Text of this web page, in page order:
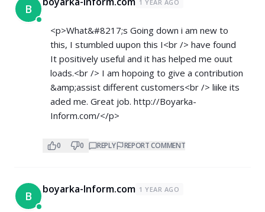
B 1 YEAR AGO
<p>What&#8217;s Going down i am new to
this, I stumbled uupon this I<br /> have found
It positively useful and it has helped me ouut
loads.<br /> I am hopoing to give a contribution
&amp;assist different customers<br /> liike its
aded me. Great job. http://Boyarka-
Inform.com/</p>
0 0 REPLY REPORT COMMENT
B boyarka-Inform.com 1 YEAR AGO